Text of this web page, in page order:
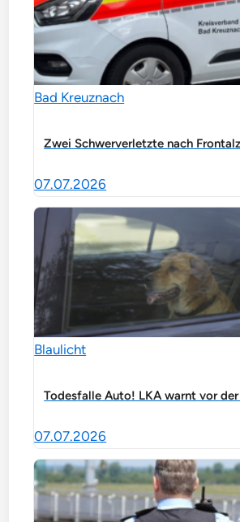
Bad Kreuznach
Zwei Schwerverletzte nach
07.07.2026
Blaulicht
Todesfalle Auto! LKA warnt vor
07.07.2026